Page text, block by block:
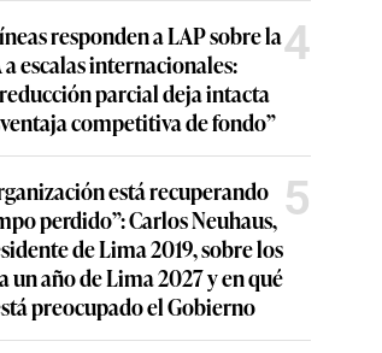
responden a LAP sobre la
a escalas internacionales:
parcial deja intacta
competitiva de fondo”
4
está recuperando
perdido”: Carlos Neuhaus,
de Lima 2019, sobre los
un año de Lima 2027 y en qué
preocupado el Gobierno
5